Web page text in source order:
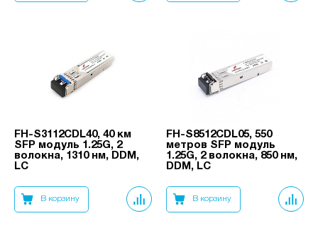
FH-S3112CDL40, 40 км
SFP модуль 1.25G, 2
волокна, 1310 нм, DDM,
LC
В корзину
FH-S8512CDL05, 550
метров SFP модуль
1.25G, 2 волокна, 850 нм,
DDM, LC
В корзину